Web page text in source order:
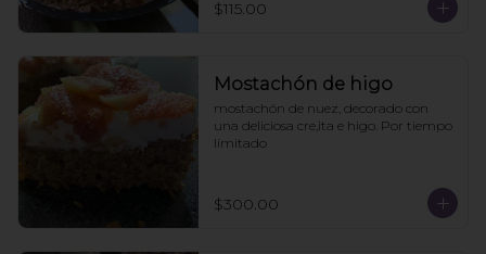
$115.00
Mostachón de higo
mostachón de nuez, decorado con
una deliciosa cre,ita e higo. Por tiempo
límitado
$300.00